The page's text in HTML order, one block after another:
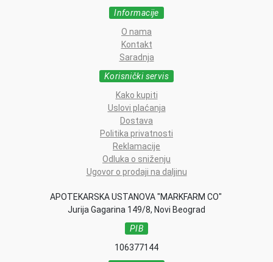
Informacije
O nama
Kontakt
Saradnja
Korisnički servis
Kako kupiti
Uslovi plaćanja
Dostava
Politika privatnosti
Reklamacije
Odluka o sniženju
Ugovor o prodaji na daljinu
APOTEKARSKA USTANOVA "MARKFARM CO"
Jurija Gagarina 149/8, Novi Beograd
PIB
106377144